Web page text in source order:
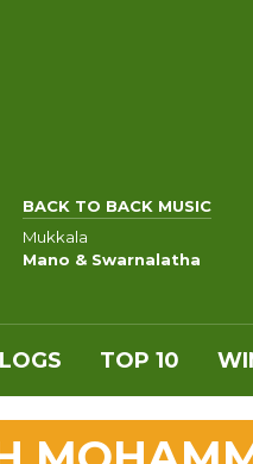
BACK TO BACK MUSIC
Mukkala
Mano & Swarnalatha
TOP 10